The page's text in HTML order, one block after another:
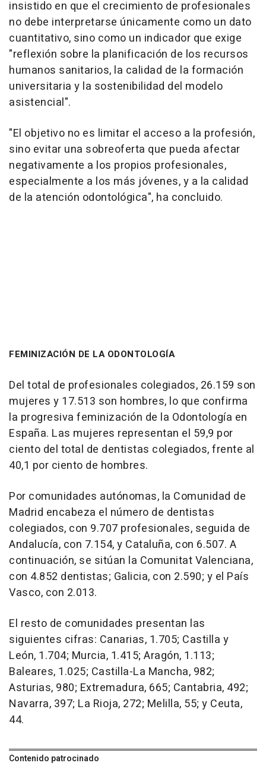
insistido en que el crecimiento de profesionales
no debe interpretarse únicamente como un dato
cuantitativo, sino como un indicador que exige
"reflexión sobre la planificación de los recursos
humanos sanitarios, la calidad de la formación
universitaria y la sostenibilidad del modelo
asistencial".
"El objetivo no es limitar el acceso a la profesión,
sino evitar una sobreoferta que pueda afectar
negativamente a los propios profesionales,
especialmente a los más jóvenes, y a la calidad
de la atención odontológica", ha concluido.
FEMINIZACIÓN DE LA ODONTOLOGÍA
Del total de profesionales colegiados, 26.159 son
mujeres y 17.513 son hombres, lo que confirma
la progresiva feminización de la Odontología en
España. Las mujeres representan el 59,9 por
ciento del total de dentistas colegiados, frente al
40,1 por ciento de hombres.
Por comunidades autónomas, la Comunidad de
Madrid encabeza el número de dentistas
colegiados, con 9.707 profesionales, seguida de
Andalucía, con 7.154, y Cataluña, con 6.507. A
continuación, se sitúan la Comunitat Valenciana,
con 4.852 dentistas; Galicia, con 2.590; y el País
Vasco, con 2.013.
El resto de comunidades presentan las
siguientes cifras: Canarias, 1.705; Castilla y
León, 1.704; Murcia, 1.415; Aragón, 1.113;
Baleares, 1.025; Castilla-La Mancha, 982;
Asturias, 980; Extremadura, 665; Cantabria, 492;
Navarra, 397; La Rioja, 272; Melilla, 55; y Ceuta,
44.
Contenido patrocinado